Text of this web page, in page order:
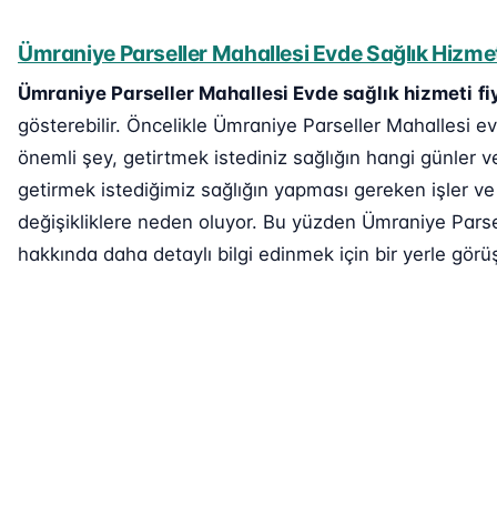
Ümraniye Parseller Mahallesi Evde Sağlık
Ümraniye Parseller Mahallesi Evde sağlık hizmeti
gösterebilir. Öncelikle Ümraniye Parseller Mahallesi
önemli şey, getirtmek istediniz sağlığın hangi günler
getirmek istediğimiz sağlığın yapması gereken işler
değişikliklere neden oluyor. Bu yüzden Ümraniye
hakkında daha detaylı bilgi edinmek için bir yerle